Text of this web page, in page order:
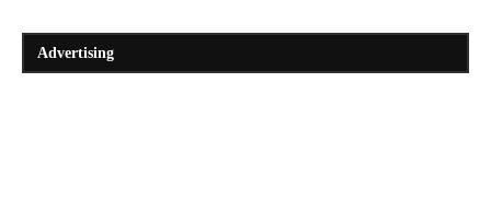
Advertising